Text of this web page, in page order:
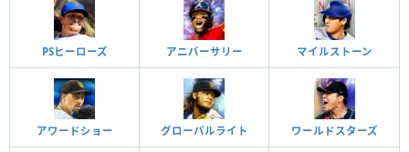
PSヒーローズ アニバーサリー マイルストーン
アワードショー グローバルライト ワールドスターズ